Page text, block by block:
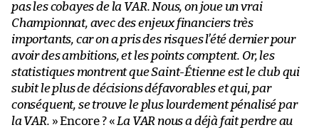
pas les cobayes de la VAR. Nous, on joue un vrai
Championnat, avec des enjeux financiers très
importants, car on a pris des risques l’été dernier pour
avoir des ambitions, et les points comptent. Or, les
statistiques montrent que Saint-Étienne est le club qui
subit le plus de décisions défavorables et qui, par
conséquent, se trouve le plus lourdement pénalisé par
la VAR. » Encore ? « La VAR nous a déjà fait perdre au